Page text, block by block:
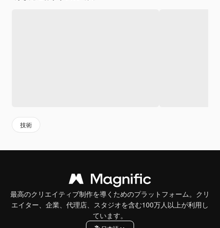
技術
最高のクリエイティブ制作を導くためのプラットフォーム。クリ
エイター、企業、代理店、スタジオを含む100万人以上が利用し
ています。